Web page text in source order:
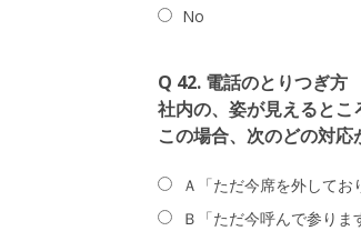
No
Q 42. 電話のとりつぎ方
社内の、姿が見えるとこ
この場合、次のどの対応
Ａ「ただ今席を外してお
Ｂ「ただ今呼んで参りま